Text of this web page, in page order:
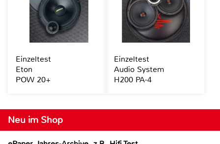
Neu im Shop
Einzeltest
Eton
POW 20+
Einzeltest
Audio System
H200 PA-4